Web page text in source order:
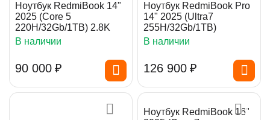
Ноутбук RedmiBook 14"
2025 (Core 5
220H/32Gb/1TB) 2.8K
В наличии
90 000 ₽
Ноутбук RedmiBook Pro
14" 2025 (Ultra7
255H/32Gb/1TB)
В наличии
126 900 ₽
Ноутбук RedmiBook 16"